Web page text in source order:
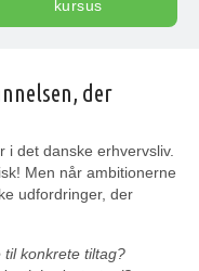
kursus
der
det danske erhvervsliv.
Men når ambitionerne
udfordringer, der
konkrete tiltag?